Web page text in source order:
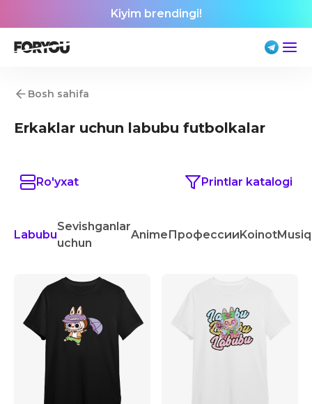
Kiyim brendingi!
Bosh sahifa
Erkaklar uchun labubu futbolkalar
Ro'yxat Printlar katalogi
Labubu
Sevishganlar
uchun
AnimeПрофессииKoinot